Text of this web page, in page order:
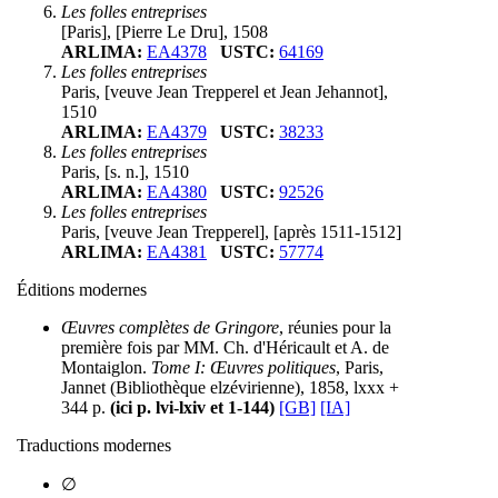
Les folles entreprises
[Paris], [Pierre Le Dru], 1508
ARLIMA: EA4378 USTC: 64169
Les folles entreprises
Paris, [veuve Jean Trepperel et Jean Jehannot],
1510
ARLIMA: EA4379 USTC: 38233
Les folles entreprises
Paris, [s. n.], 1510
ARLIMA: EA4380 USTC: 92526
Les folles entreprises
Paris, [veuve Jean Trepperel], [après 1511-1512]
ARLIMA: EA4381 USTC: 57774
Éditions modernes
Œuvres complètes de Gringore, réunies pour la
première fois par MM. Ch. d'Héricault et A. de
Montaiglon. Tome I: Œuvres politiques, Paris,
Jannet (Bibliothèque elzévirienne), 1858, lxxx +
344 p. (ici p. lvi-lxiv et 1-144) [GB] [IA]
Traductions modernes
∅